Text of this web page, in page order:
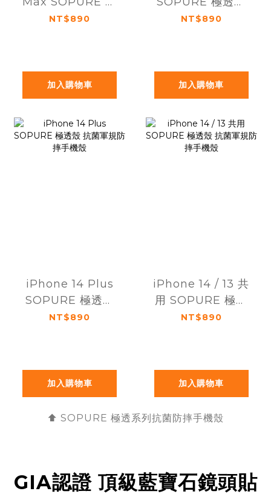
透殼 抗菌軍規防摔
NT$890
加入購物車
抗菌軍規防摔手機
NT$890
加入購物車
iPhone 14 Plus
SOPURE 極透殼
抗菌軍規防摔手機
NT$890
加入購物車
iPhone 14 / 13 共
用 SOPURE 極透
殼 抗菌軍規防摔手
NT$890
加入購物車
⬆️ SOPURE 極透系列抗菌防摔手機殼
GIA認證 頂級藍寶石鏡頭貼